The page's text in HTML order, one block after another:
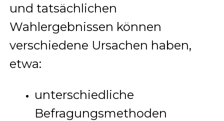
und tatsächlichen
Wahlergebnissen können
verschiedene Ursachen haben,
etwa:
unterschiedliche
Befragungsmethoden